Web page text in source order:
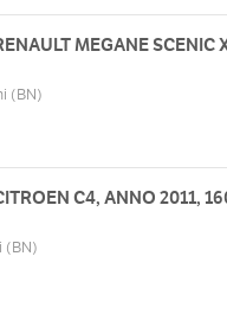
08:30 - 13:00 | 14:30 - 18:00
MEGANE SCENIC
(BN)
C4, ANNO 2011,
(BN)